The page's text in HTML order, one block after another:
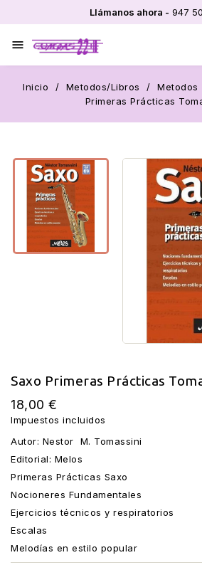
Llámanos ahora - 947

Inicio Metodos/Libros Metodos
Primeras Prácticas
Saxo Primeras Prácticas
18,00 €
Impuestos incluidos
Autor: Nestor M. Tomassini
Editorial: Melos
Primeras Prácticas Saxo
Nocioneres Fundamentales
Ejercicios técnicos y respiratorios
Escalas
Melodías en estilo popular